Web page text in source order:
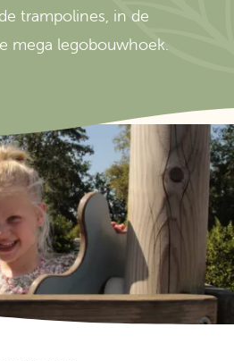
trampolines, in de
mega legobouwhoek.